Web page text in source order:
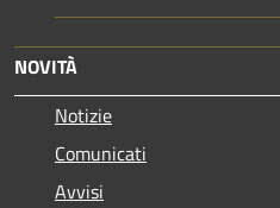
NOVITÀ
Notizie
Comunicati
Avvisi